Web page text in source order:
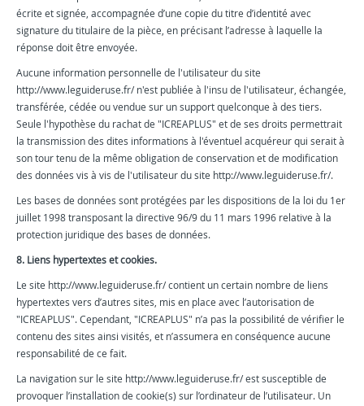
écrite et signée, accompagnée d’une copie du titre d’identité avec
signature du titulaire de la pièce, en précisant l’adresse à laquelle la
réponse doit être envoyée.
Aucune information personnelle de l'utilisateur du site
http://www.leguideruse.fr/ n'est publiée à l'insu de l'utilisateur, échangée,
transférée, cédée ou vendue sur un support quelconque à des tiers.
Seule l'hypothèse du rachat de "ICREAPLUS" et de ses droits permettrait
la transmission des dites informations à l'éventuel acquéreur qui serait à
son tour tenu de la même obligation de conservation et de modification
des données vis à vis de l'utilisateur du site http://www.leguideruse.fr/.
Les bases de données sont protégées par les dispositions de la loi du 1er
juillet 1998 transposant la directive 96/9 du 11 mars 1996 relative à la
protection juridique des bases de données.
8. Liens hypertextes et cookies.
Le site http://www.leguideruse.fr/ contient un certain nombre de liens
hypertextes vers d’autres sites, mis en place avec l’autorisation de
"ICREAPLUS". Cependant, "ICREAPLUS" n’a pas la possibilité de vérifier le
contenu des sites ainsi visités, et n’assumera en conséquence aucune
responsabilité de ce fait.
La navigation sur le site http://www.leguideruse.fr/ est susceptible de
provoquer l’installation de cookie(s) sur l’ordinateur de l’utilisateur. Un